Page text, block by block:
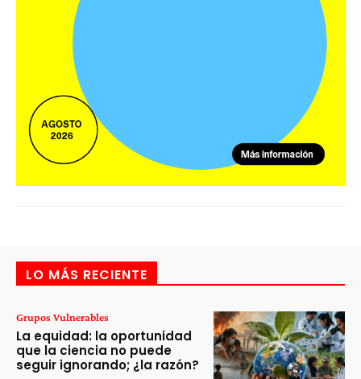
LO MÁS RECIENTE
Grupos Vulnerables
La equidad: la oportunidad
que la ciencia no puede
seguir ignorando; ¿la razón?